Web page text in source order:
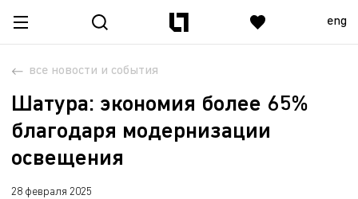
eng
все новости и события
Шатура: экономия более 65%
благодаря модернизации
освещения
28 февраля 2025